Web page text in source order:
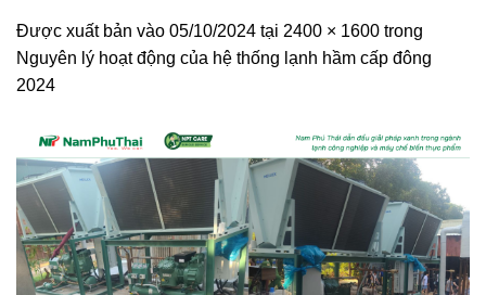
Được xuất bản vào 05/10/2024 tại 2400 × 1600 trong
Nguyên lý hoạt động của hệ thống lạnh hầm cấp đông
2024